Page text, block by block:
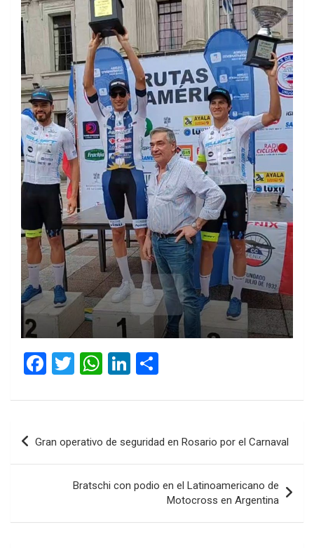
F
ce
o
T
tt
W
at
A
p
p
Li
ke
n
m
ar
Navegación
de
Gran operativo de seguridad en Rosario por el Carnaval
Bratschi con podio en el Latinoamericano de
Motocross en Argentina